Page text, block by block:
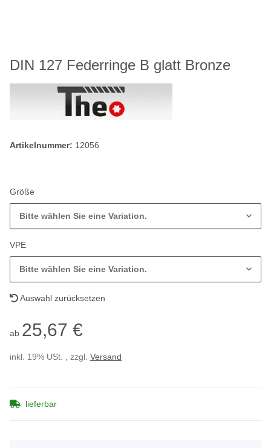
DIN 127 Federringe B glatt Bronze
Artikelnummer: 12056
Größe
Bitte wählen Sie eine Variation.
VPE
Bitte wählen Sie eine Variation.
Auswahl zurücksetzen
ab 25,67 €
inkl. 19% USt. , zzgl. Versand
lieferbar